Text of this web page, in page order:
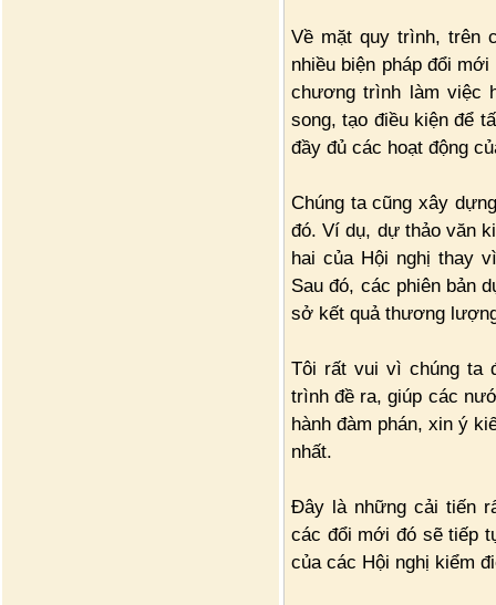
Về mặt quy trình, trên
nhiều biện pháp đổi
chương trình làm việc
song, tạo điều kiện để
đầy đủ các hoạt động
Chúng ta cũng xây
đó. Ví dụ, dự thảo văn
hai của Hội nghị thay
Sau đó, các phiên bản
sở kết quả thương
Tôi rất vui vì chúng ta
trình đề ra, giúp các
hành đàm phán, xin ý
nhất.
Đây là những cải tiến
các đổi mới đó sẽ tiếp
của các Hội nghị kiểm